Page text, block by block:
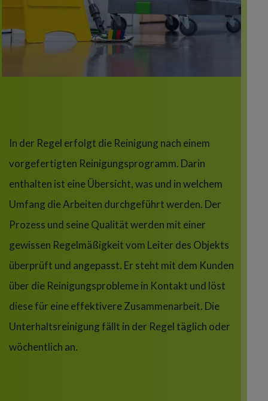
In der Regel erfolgt die Reinigung nach einem
vorgefertigten Reinigungsprogramm. Darin
enthalten ist eine Übersicht, was und in welchem
Umfang die Arbeiten durchgeführt werden. Der
Prozess und seine Qualität werden mit einer
gewissen Regelmäßigkeit vom Leiter des Objekts
überprüft und angepasst. Er steht mit dem Kunden
über die Reinigungsprobleme in Kontakt und löst
diese für eine effektivere Zusammenarbeit. Die
Unterhaltsreinigung fällt in der Regel täglich oder
wöchentlich an.